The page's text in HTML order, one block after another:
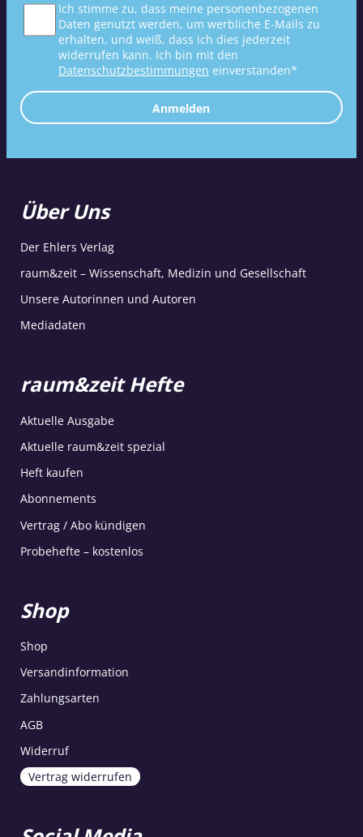
Ich stimme zu, dass meine personenbezogenen
Daten genutzt werden, um werbliche E-Mails zu
erhalten, und weiß, dass ich dies jederzeit
widerrufen kann. Ich bin mit den
Datenschutzbestimmungen einverstanden*
Anmelden
Über Uns
Der Ehlers Verlag
raum&zeit – Wissenschaft, Medizin und Gesellschaft
Unsere Autorinnen und Autoren
Mediadaten
raum&zeit Hefte
Aktuelle Ausgabe
Aktuelle raum&zeit spezial
Heft kaufen
Abonnements
Vertrag / Abo kündigen
Probehefte – kostenlos
Shop
Shop
Versandinformation
Zahlungsarten
AGB
Widerruf
Vertrag widerrufen